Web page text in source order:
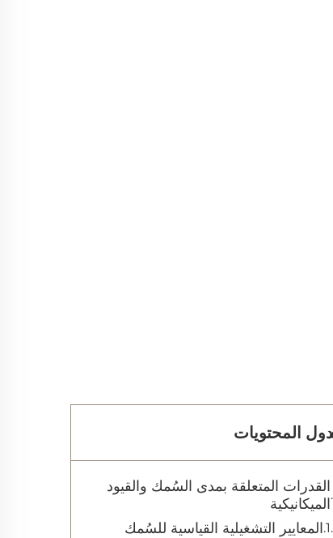
المحتويات
القدرات المتعلقة بمدى السُمك والقيود
الميكانيكية
المعايير التشغيلية القياسية للسُمك